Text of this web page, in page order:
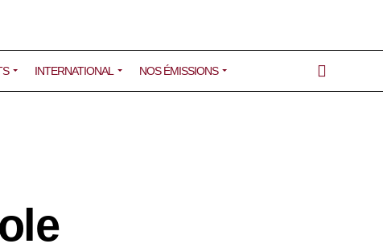
INTERNATIONAL NOS ÉMISSIONS